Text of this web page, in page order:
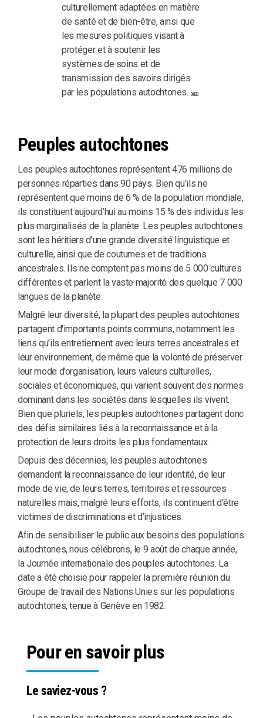
culturellement adaptées en matière
de santé et de bien-être, ainsi que
les mesures politiques visant à
protéger et à soutenir les
systèmes de soins et de
transmission des savoirs dirigés
par les populations autochtones.
Peuples autochtones
Les peuples autochtones représentent 476 millions de
personnes réparties dans 90 pays. Bien qu’ils ne
représentent que moins de 6 % de la population mondiale,
ils constituent aujourd’hui au moins 15 % des individus les
plus marginalisés de la planète. Les peuples autochtones
sont les héritiers d’une grande diversité linguistique et
culturelle, ainsi que de coutumes et de traditions
ancestrales. Ils ne comptent pas moins de 5 000 cultures
différentes et parlent la vaste majorité des quelque 7 000
langues de la planète.
Malgré leur diversité, la plupart des peuples autochtones
partagent d'importants points communs, notamment les
liens qu’ils entretiennent avec leurs terres ancestrales et
leur environnement, de même que la volonté de préserver
leur mode d’organisation, leurs valeurs culturelles,
sociales et économiques, qui varient souvent des normes
dominant dans les sociétés dans lesquelles ils vivent.
Bien que pluriels, les peuples autochtones partagent donc
des défis similaires liés à la reconnaissance et à la
protection de leurs droits les plus fondamentaux.
Depuis des décennies, les peuples autochtones
demandent la reconnaissance de leur identité, de leur
mode de vie, de leurs terres, territoires et ressources
naturelles mais, malgré leurs efforts, ils continuent d’être
victimes de discriminations et d’injustices.
Afin de sensibiliser le public aux besoins des populations
autochtones, nous célébrons, le 9 août de chaque année,
la Journée internationale des peuples autochtones. La
date a été choisie pour rappeler la première réunion du
Groupe de travail des Nations Unies sur les populations
autochtones, tenue à Genève en 1982.
Pour en savoir plus
Le saviez-vous ?